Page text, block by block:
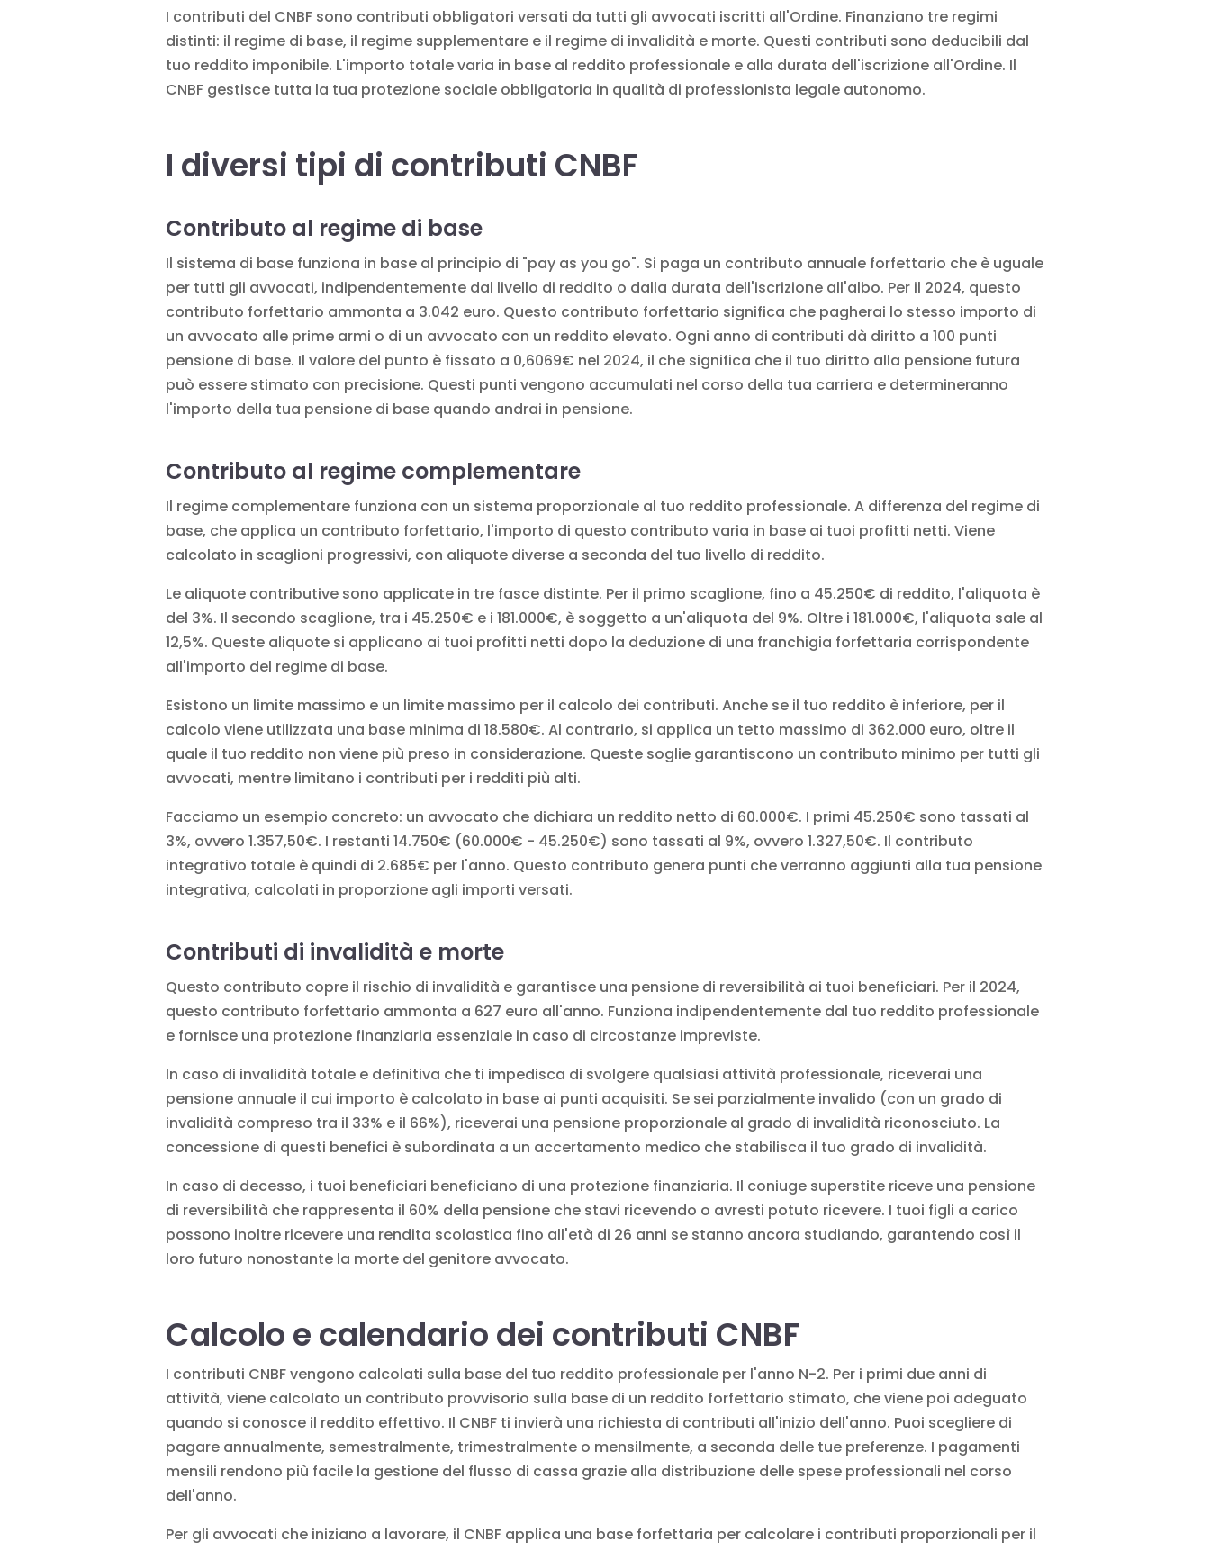
I contributi del CNBF sono contributi obbligatori versati da tutti gli avvocati iscritti all'Ordine. Finanziano tre regimi
distinti: il regime di base, il regime supplementare e il regime di invalidità e morte. Questi contributi sono deducibili dal
tuo reddito imponibile. L'importo totale varia in base al reddito professionale e alla durata dell'iscrizione all'Ordine. Il
CNBF gestisce tutta la tua protezione sociale obbligatoria in qualità di professionista legale autonomo.
I diversi tipi di contributi CNBF
Contributo al regime di base
Il sistema di base funziona in base al principio di "pay as you go". Si paga un contributo annuale forfettario che è uguale
per tutti gli avvocati, indipendentemente dal livello di reddito o dalla durata dell'iscrizione all'albo. Per il 2024, questo
contributo forfettario ammonta a 3.042 euro. Questo contributo forfettario significa che pagherai lo stesso importo di
un avvocato alle prime armi o di un avvocato con un reddito elevato. Ogni anno di contributi dà diritto a 100 punti
pensione di base. Il valore del punto è fissato a 0,6069€ nel 2024, il che significa che il tuo diritto alla pensione futura
può essere stimato con precisione. Questi punti vengono accumulati nel corso della tua carriera e determineranno
l'importo della tua pensione di base quando andrai in pensione.
Contributo al regime complementare
Il regime complementare funziona con un sistema proporzionale al tuo reddito professionale. A differenza del regime di
base, che applica un contributo forfettario, l'importo di questo contributo varia in base ai tuoi profitti netti. Viene
calcolato in scaglioni progressivi, con aliquote diverse a seconda del tuo livello di reddito.
Le aliquote contributive sono applicate in tre fasce distinte. Per il primo scaglione, fino a 45.250€ di reddito, l'aliquota è
del 3%. Il secondo scaglione, tra i 45.250€ e i 181.000€, è soggetto a un'aliquota del 9%. Oltre i 181.000€, l'aliquota sale al
12,5%. Queste aliquote si applicano ai tuoi profitti netti dopo la deduzione di una franchigia forfettaria corrispondente
all'importo del regime di base.
Esistono un limite massimo e un limite massimo per il calcolo dei contributi. Anche se il tuo reddito è inferiore, per il
calcolo viene utilizzata una base minima di 18.580€. Al contrario, si applica un tetto massimo di 362.000 euro, oltre il
quale il tuo reddito non viene più preso in considerazione. Queste soglie garantiscono un contributo minimo per tutti gli
avvocati, mentre limitano i contributi per i redditi più alti.
Facciamo un esempio concreto: un avvocato che dichiara un reddito netto di 60.000€. I primi 45.250€ sono tassati al
3%, ovvero 1.357,50€. I restanti 14.750€ (60.000€ - 45.250€) sono tassati al 9%, ovvero 1.327,50€. Il contributo
integrativo totale è quindi di 2.685€ per l'anno. Questo contributo genera punti che verranno aggiunti alla tua pensione
integrativa, calcolati in proporzione agli importi versati.
Contributi di invalidità e morte
Questo contributo copre il rischio di invalidità e garantisce una pensione di reversibilità ai tuoi beneficiari. Per il 2024,
questo contributo forfettario ammonta a 627 euro all'anno. Funziona indipendentemente dal tuo reddito professionale
e fornisce una protezione finanziaria essenziale in caso di circostanze impreviste.
In caso di invalidità totale e definitiva che ti impedisca di svolgere qualsiasi attività professionale, riceverai una
pensione annuale il cui importo è calcolato in base ai punti acquisiti. Se sei parzialmente invalido (con un grado di
invalidità compreso tra il 33% e il 66%), riceverai una pensione proporzionale al grado di invalidità riconosciuto. La
concessione di questi benefici è subordinata a un accertamento medico che stabilisca il tuo grado di invalidità.
In caso di decesso, i tuoi beneficiari beneficiano di una protezione finanziaria. Il coniuge superstite riceve una pensione
di reversibilità che rappresenta il 60% della pensione che stavi ricevendo o avresti potuto ricevere. I tuoi figli a carico
possono inoltre ricevere una rendita scolastica fino all'età di 26 anni se stanno ancora studiando, garantendo così il
loro futuro nonostante la morte del genitore avvocato.
Calcolo e calendario dei contributi CNBF
I contributi CNBF vengono calcolati sulla base del tuo reddito professionale per l'anno N-2. Per i primi due anni di
attività, viene calcolato un contributo provvisorio sulla base di un reddito forfettario stimato, che viene poi adeguato
quando si conosce il reddito effettivo. Il CNBF ti invierà una richiesta di contributi all'inizio dell'anno. Puoi scegliere di
pagare annualmente, semestralmente, trimestralmente o mensilmente, a seconda delle tue preferenze. I pagamenti
mensili rendono più facile la gestione del flusso di cassa grazie alla distribuzione delle spese professionali nel corso
dell'anno.
Per gli avvocati che iniziano a lavorare, il CNBF applica una base forfettaria per calcolare i contributi proporzionali per il